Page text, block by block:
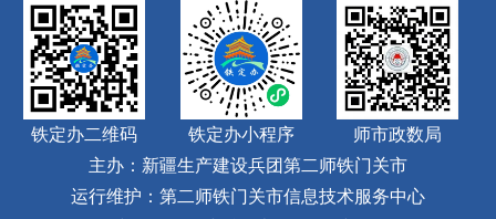
铁定办二维码 铁定办小程序
师市政数局
主办：新疆生产建设兵团第二师铁门关市
运行维护：第二师铁门关市信息技术服务中心